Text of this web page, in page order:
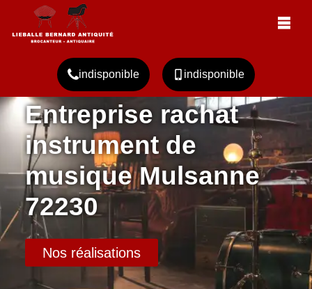
indisponible indisponible
Entreprise rachat
instrument de
musique Mulsanne
72230
Nos réalisations